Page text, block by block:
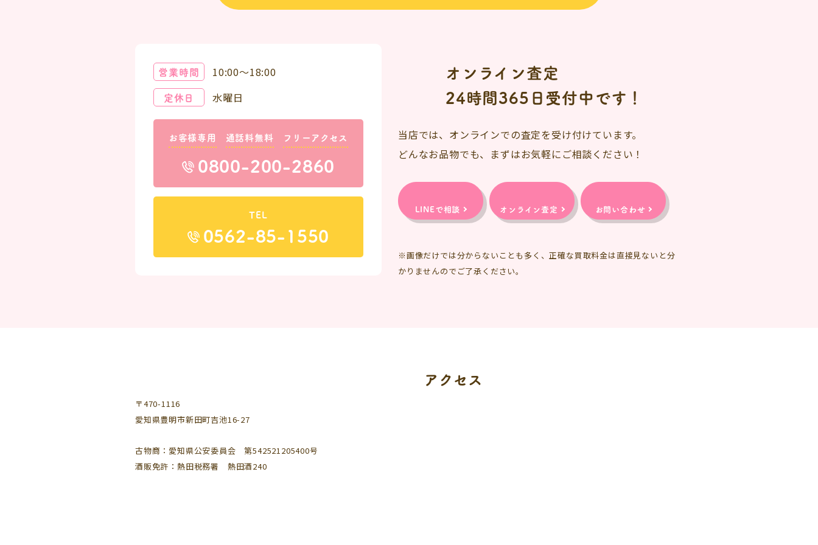
営業時間
10:00～18:00
定休日
水曜日
お客様専用 通話料無料 フリーアクセス
0800-200-2860
TEL
0562-85-1550
オンライン査定
24時間365日受付中です！
当店では、オンラインでの査定を受け付けています。
どんなお品物でも、まずはお気軽にご相談ください！
LINEで相談 オンライン査定 お問い合わせ
※画像だけでは分からないことも多く、正確な買取料金は直接見ないと分
かりませんのでご了承ください。
〒470-1116
愛知県豊明市新田町吉池16-27
古物商：愛知県公安委員会 第542521205400号
酒販免許：熱田税務署 熱田酒240
アクセス